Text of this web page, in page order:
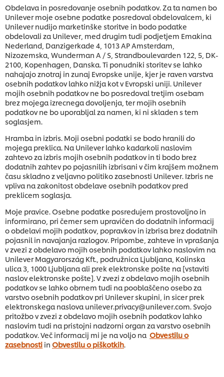
Obdelava in posredovanje osebnih podatkov. Za ta namen bo
Unilever moje osebne podatke posredoval obdelovalcem, ki
Unilever nudijo marketinške storitve in bodo podatke
obdelovali za Unilever, med drugim tudi podjetjem Emakina
Nederland, Danzigerkade 4, 1013 AP Amsterdam,
Nizozemska, Wunderman A / S, Strandboulevarden 122, 5, DK-
2100, Kopenhagen, Danska. Ti ponudniki storitev se lahko
nahajajo znotraj in zunaj Evropske unije, kjer je raven varstva
osebnih podatkov lahko nižja kot v Evropski uniji. Unilever
mojih osebnih podatkov ne bo posredoval tretjim osebam
brez mojega izrecnega dovoljenja, ter mojih osebnih
podatkov ne bo uporabljal za namen, ki ni skladen s tem
soglasjem.
Hramba in izbris. Moji osebni podatki se bodo hranili do
mojega preklica. Na Unilever lahko kadarkoli naslovim
zahtevo za izbris mojih osebnih podatkov in ti bodo brez
dodatnih zahtev po pojasnilih izbrisani v čim krajšem možnem
času skladno z veljavno politiko zasebnosti Unilever. Izbris ne
vpliva na zakonitost obdelave osebnih podatkov pred
preklicem soglasja.
Moje pravice. Osebne podatke posredujem prostovoljno in
informirano, pri čemer sem upravičen do dodatnih informacij
o obdelavi mojih podatkov, popravkov in izbrisa brez dodatnih
pojasnil in navajanja razlogov. Pripombe, zahteve in vprašanja
v zvezi z obdelavo mojih osebnih podatkov lahko naslovim na
Unilever Magyarország Kft., podružnica Ljubljana, Kolinska
ulica 3, 1000 Ljubljana ali prek elektronske pošte na [vstaviti
naslov elektronske pošte]. V zvezi z obdelavo mojih osebnih
podatkov se lahko obrnem tudi na pooblaščeno osebo za
varstvo osebnih podatkov pri Unilever skupini, in sicer prek
elektronskega naslova unilever.privacy@unilever.com. Svojo
pritožbo v zvezi z obdelavo mojih osebnih podatkov lahko
naslovim tudi na pristojni nadzorni organ za varstvo osebnih
podatkov. Več informacij mi je na voljo na Obvestilu o
zasebnosti in Obvestilu o piškotkih.